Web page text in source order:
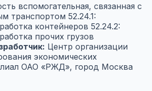
вспомогательная, связанная с
транспортом 52.24.1:
контейнеров 52.24.2:
прочих грузов
Центр организации
экономических
ОАО «РЖД», город Москва